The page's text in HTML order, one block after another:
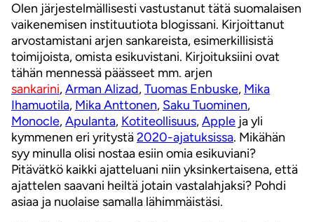
Olen järjestelmällisesti vastustanut tätä suomalaisen
vaikenemisen instituutiota blogissani. Kirjoittanut
arvostamistani arjen sankareista, esimerkillisistä
toimijoista, omista esikuvistani. Kirjoituksiini ovat
tähän mennessä päässeet mm. arjen
sankarini,Arman Alizad,Tuomas Enbuske, Mika
Ihamuotila, Mika Anttonen, Saku Tuominen,
Monocle,Apulanta, Kotiteollisuus,Apple ja yli
kymmenen eri yritystä2020-ajatuksissa. Mikähän
syy minulla olisi nostaa esiin omia esikuviani?
Pitävätkö kaikki ajatteluani niin yksinkertaisena, että
ajattelen saavani heiltä jotain vastalahjaksi? Pohdi
asiaa ja nuolaise samalla lähimmäistäsi.